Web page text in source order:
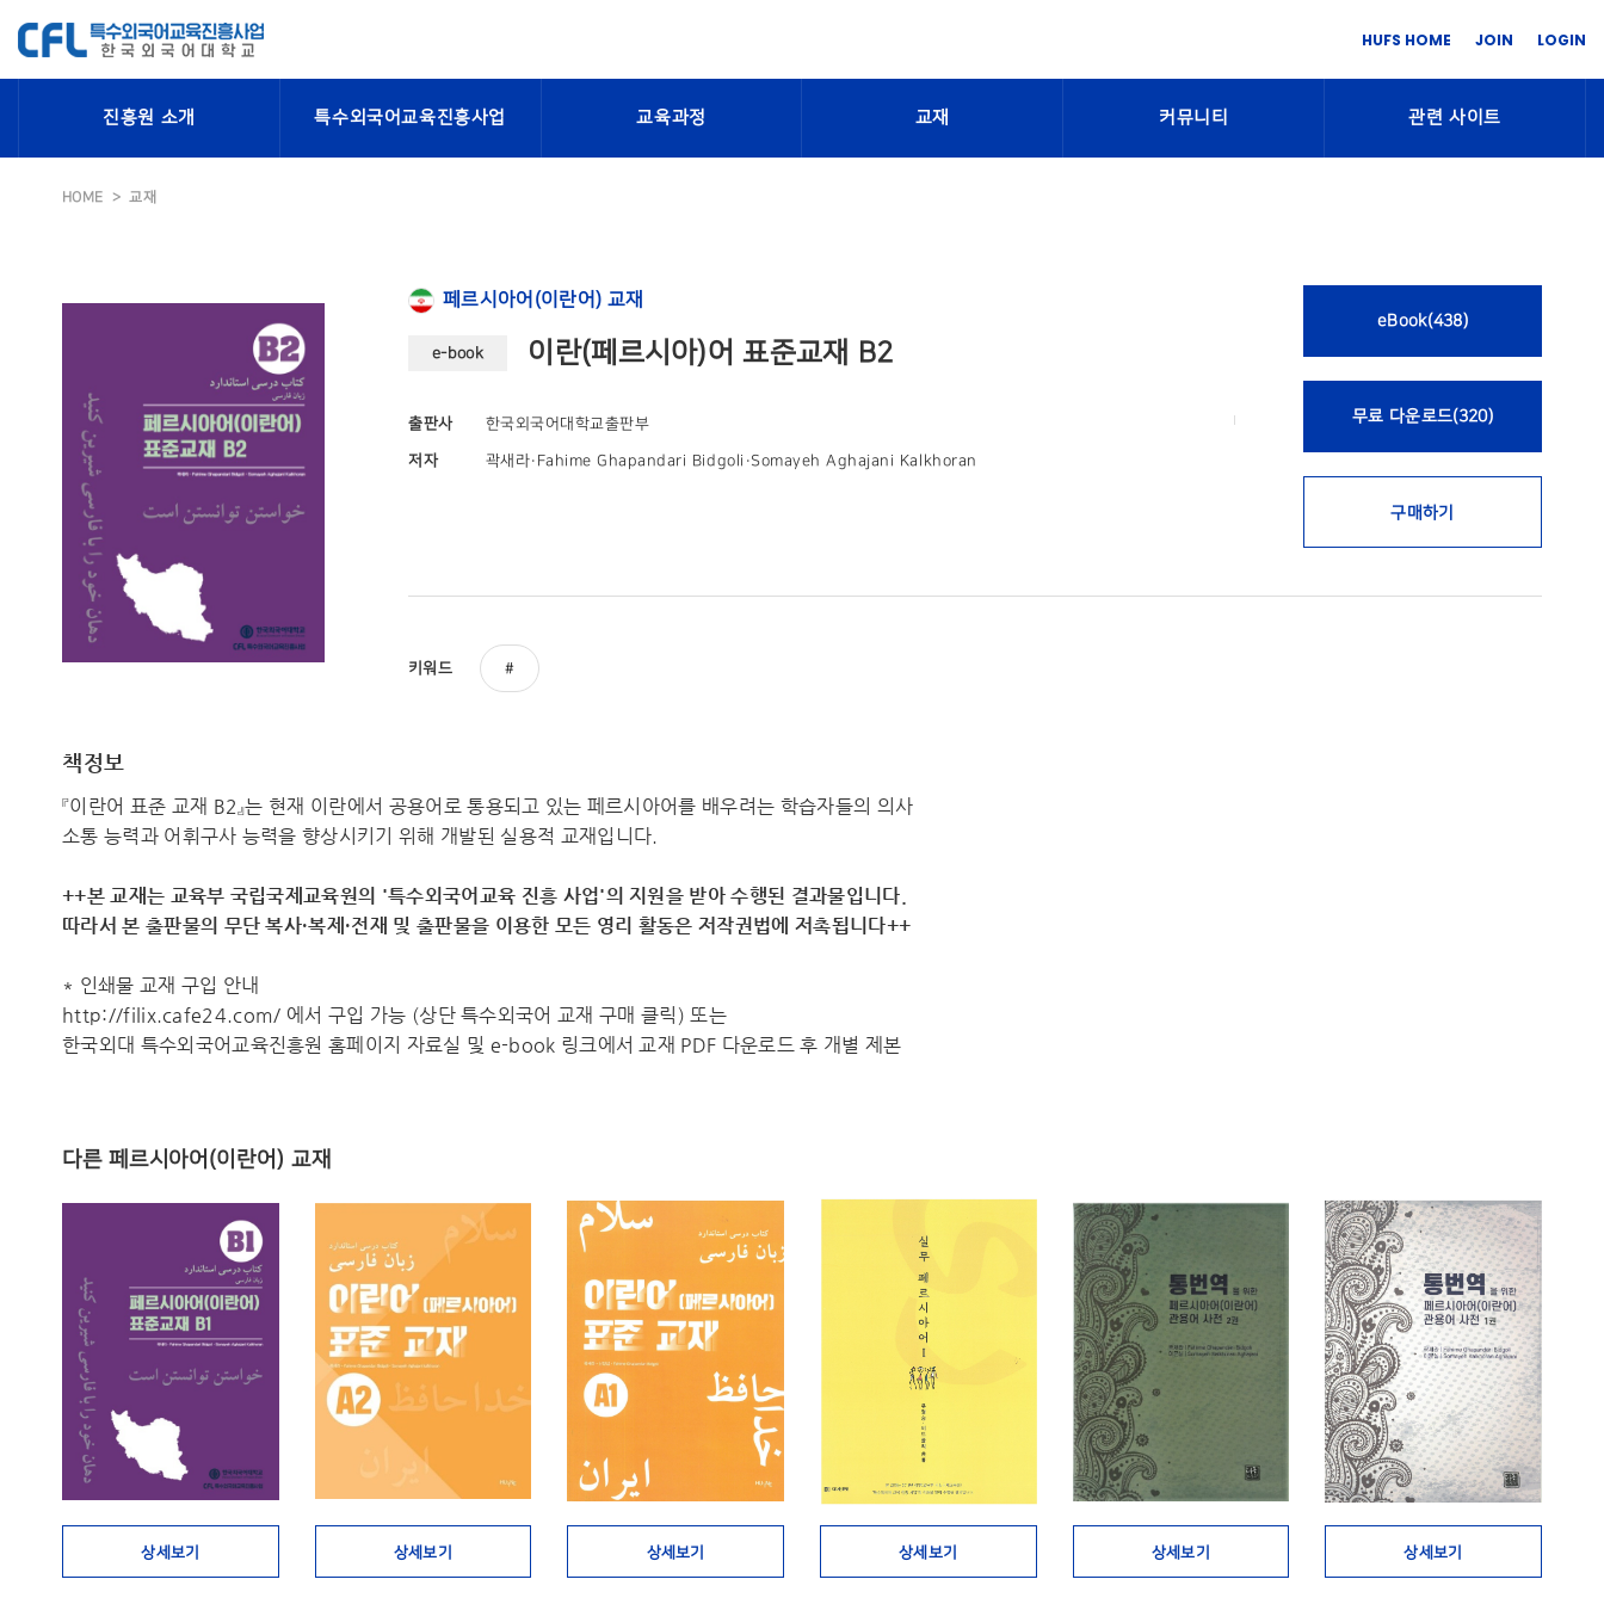
HUFS HOME JOIN LOGIN
진흥원 소개 특수외국어교육진흥사업 교육과정 교재 커뮤니티 관련 사이트
HOME 교재
페르시아어(이란어) 교재
e-book 이란(페르시아)어 표준교재 B2
출판사 한국외국어대학교출판부
저자 곽새라·Fahime Ghapandari Bidgoli·Somayeh Aghajani Kalkhoran
eBook(438)
무료 다운로드(320)
구매하기
키워드
책정보
『이란어 표준 교재 B2』는 현재 이란에서 공용어로 통용되고 있는 페르시아어를 배우려는 학습자들의 의사
소통 능력과 어휘구사 능력을 향상시키기 위해 개발된 실용적 교재입니다.
++본 교재는 교육부 국립국제교육원의 '특수외국어교육 진흥 사업'의 지원을 받아 수행된 결과물입니다.
따라서 ​본 출판물의 무단 복사·복제·전재 및 출판물을 이용한 모든 영리 활동은 저작권법에 저촉됩니다++
* 인쇄물 교재 구입 안내
http://filix.cafe24.com/ 에서 구입 가능 (상단 특수외국어 교재 구매 클릭) 또는
한국외대 특수외국어교육진흥원 홈페이지 자료실 및 e-book 링크에서 교재 PDF 다운로드 후 개별 제본
다른 페르시아어(이란어) 교재
상세보기 상세보기 상세보기 상세보기 상세보기 상세보기